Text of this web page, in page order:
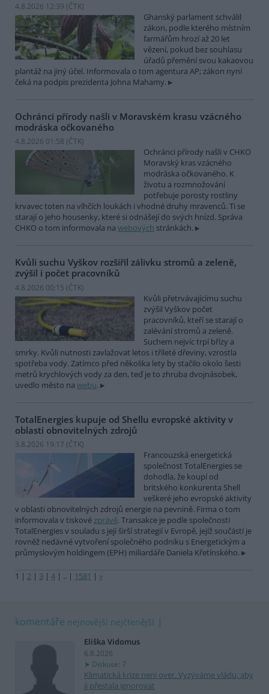
4.8.2026 12:39 (ČTK)
Ghanský parlament schválil
zákon, podle kterého místním
farmářům hrozí až 20 let
vězení, pokud bez souhlasu
úřadů přemění svou kakaovou
plantáž na jiný účel. Informovala o tom agentura AP; zákon nyní
čeká na podpis prezidenta Johna Mahamy.
Ochránci přírody našli v Moravském krasu vzácného
modráska očkovaného
4.8.2026 01:58 (ČTK)
Ochránci přírody našli v CHKO
Moravský kras vzácného
modráska očkovaného. K
životu a rozmnožování
potřebuje porosty rostliny
krvavec toten na vlhčích loukách i vhodné druhy mravenců. Ti se
starají o jeho housenky, které si odnášejí do svých hnízd. Správa
CHKO o tom informovala na webových stránkách.
Kvůli suchu Vyškov rozšířil zálivku stromů a zeleně,
zvýšil i počet pracovníků
4.8.2026 00:15 (ČTK)
Kvůli přetrvávajícímu suchu
zvýšil Vyškov počet
pracovníků, kteří se starají o
zalévání stromů a zeleně.
Suchem nejvíc trpí břízy a
smrky. Kvůli nutnosti zavlažovat letos i tříleté dřeviny, vzrostla
spotřeba vody. Zatímco před několika lety by stačilo okolo šesti
metrů krychlových vody za den, teď je to zhruba dvojnásobek,
uvedlo město na webu.
TotalEnergies kupuje od Shellu evropské aktivity v
oblasti obnovitelných zdrojů
3.8.2026 19:17 (ČTK)
Francouzská energetická
společnost TotalEnergies se
dohodla, že koupí od
britského konkurenta Shell
veškeré jeho evropské aktivity
v oblasti obnovitelných zdrojů energie na pevnině. Firma o tom
informovala v tiskovézprávě. Transakce je podle společnosti
TotalEnergies v souladu s její širší strategií v Evropě, jejíž součástí je
rovněž nedávné vytvoření společného podniku s Energetickým a
průmyslovým holdingem (EPH) miliardáře Daniela Křetínského.
1 | 2 | 3 | 4 | .. | 1581 | »
komentáře nejnovější nejčtenější
Eliška Vidomus
6.8.2026
Diskuse: 7
Klimatická krize není over. Vyzýváme vládu, aby
ji přestala ignorovat